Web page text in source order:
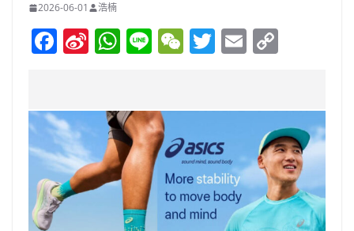
2026-06-01 浩楠
F
e
b
o
o
k
Si
W
ei
b
o
W
s
A
p
p
Li W
h
at
T
er
E
l y
Li
n
k